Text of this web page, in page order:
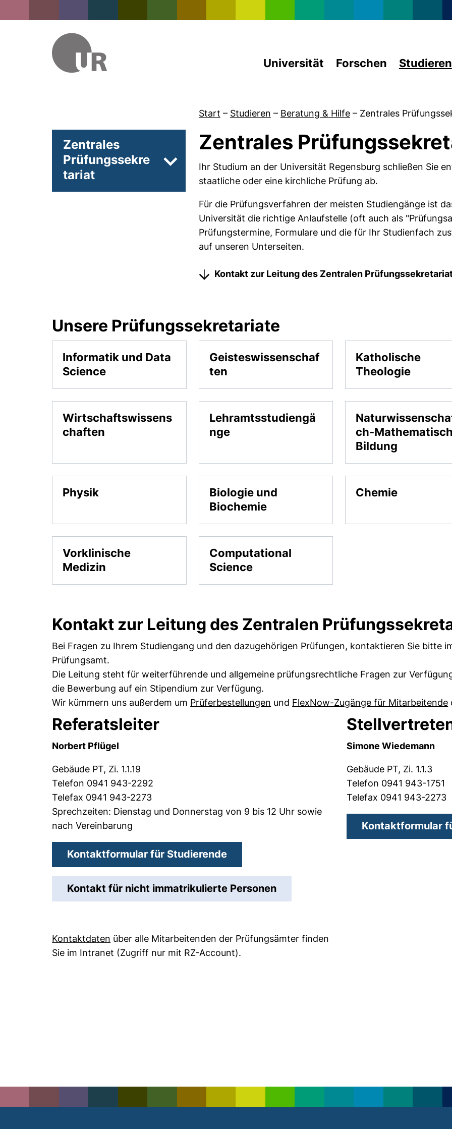
Universität Forschen Studieren
Start – Studieren – Beratung & Hilfe – Zentrales
Zentrales
Prüfungssekre
tariat
Unterseiten von Biologie und Biochemie
Zentrales
Ihr Studium an der Universität Regensburg schließen Sie
staatliche oder eine kirchliche Prüfung ab.
Für die Prüfungsverfahren der meisten Studiengänge ist
Universität die richtige Anlaufstelle (oft auch als
Prüfungstermine, Formulare und die für Ihr Studienfach
auf unseren Unterseiten.
Kontakt zur Leitung des Zentralen
Unsere Prüfungssekretariate
Informatik und Data
Science
Geisteswissenschaf
ten
Katholische
Theologie
Wirtschaftswissens
chaften
Lehramtsstudiengä
nge
ch-
Bildung
Physik
Biologie und
Biochemie
Chemie
Vorklinische
Medizin
Computational
Science
Kontakt zur Leitung des Zentralen
Bei Fragen zu Ihrem Studiengang und den dazugehörigen Prüfungen, kontaktieren Sie bitte
Prüfungsamt.
Die Leitung steht für weiterführende und allgemeine prüfungsrechtliche Fragen zur
die Bewerbung auf ein Stipendium zur Verfügung.
Wir kümmern uns außerdem um Prüferbestellungen (externer Link, öffnet neues Fenster)
und FlexNow-Zugänge für Mitarbeitende
Referatsleiter
Norbert Pflügel
Gebäude PT, Zi. 1.1.19
Telefon 0941 943-2292
Telefax 0941 943-2273
Sprechzeiten: Dienstag und Donnerstag von 9 bis 12 Uhr sowie
nach Vereinbarung
Kontaktformular für Studierende(externer Link, öffnet neues Fenster)
Kontakt für nicht immatrikulierte Personen(öffnet Ihr E-Mail-Programm)
Kontaktdaten über alle Mitarbeitenden der Prüfungsämter finden
Sie im Intranet (Zugriff nur mit RZ-Account).
Simone Wiedemann
Gebäude PT, Zi. 1.1.3
Telefon 0941 943-1751
Telefax 0941 943-2273
Kontaktformular